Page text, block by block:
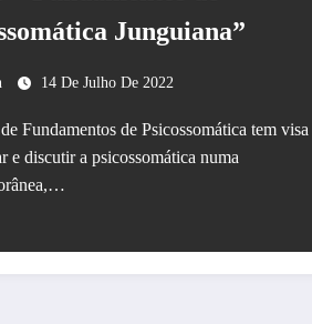
Junguiana”
14 De Julho De 2022
Fundamentos de Psicossomática tem visa
e discutir a psicossomática numa